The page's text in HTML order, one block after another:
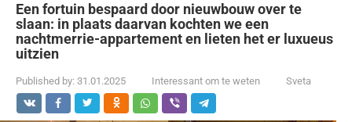
Een fortuin bespaard door nieuwbouw over te
slaan: in plaats daarvan kochten we een
nachtmerrie-appartement en lieten het er luxueus
uitzien
Published by: 31.01.2025 Interessant om te weten Sveta